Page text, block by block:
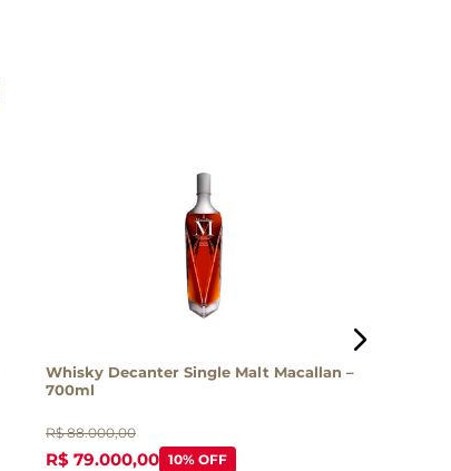
Whisky Decanter Single Malt Macallan –
700ml
R$ 88.000,00
R$ 79.000,00 10% OFF